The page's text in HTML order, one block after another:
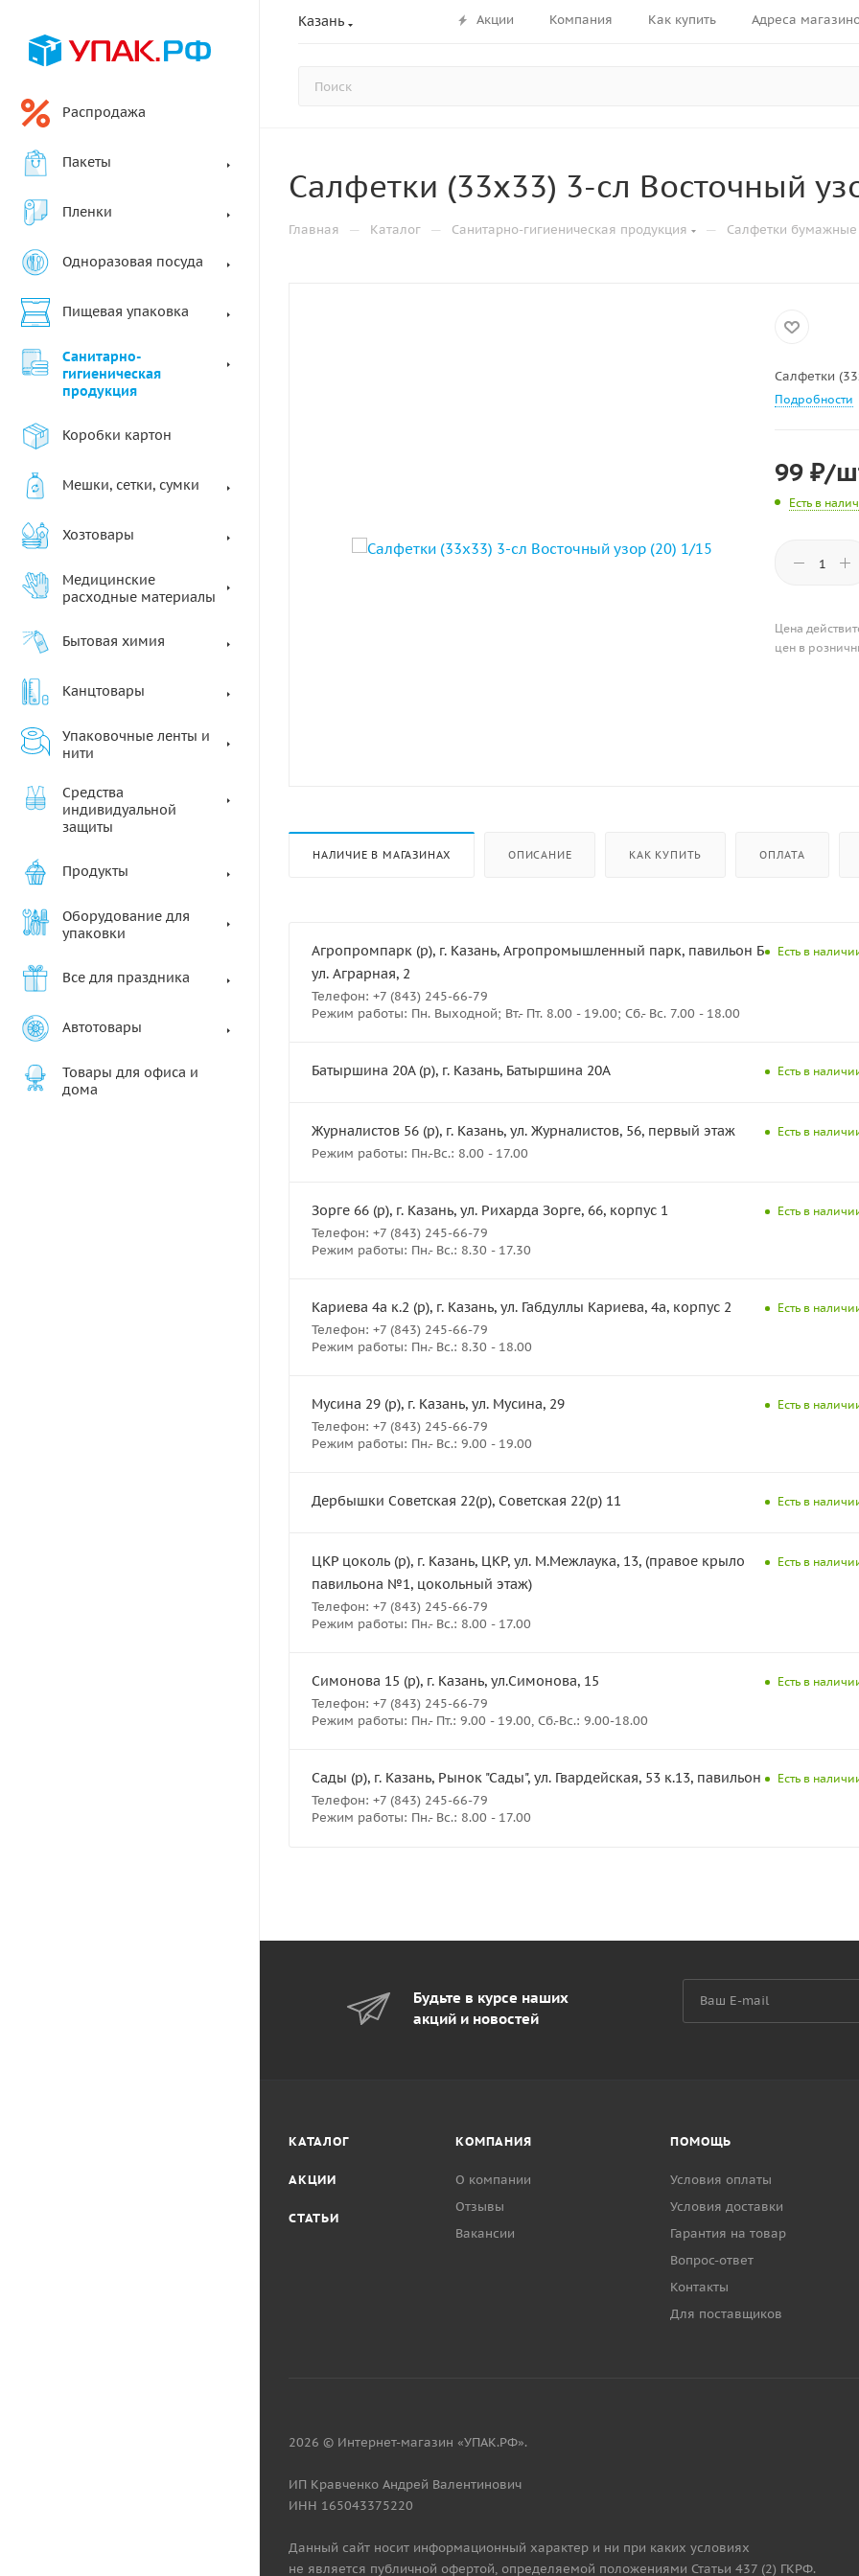
Казань Акции Компания Как купить Адреса
Распродажа
Пакеты
Пленки
Одноразовая посуда
Пищевая упаковка
Санитарно-
гигиеническая
продукция
Коробки картон
Мешки, сетки, сумки
Хозтовары
Медицинские
расходные материалы
Бытовая химия
Канцтовары
Упаковочные ленты и
нити
Средства
индивидуальной
защиты
Продукты
Оборудование для
упаковки
Все для праздника
Автотовары
Товары для офиса и
дома
Салфетки (33х33) 3-сл Восточный
Главная — Каталог — Санитарно-гигиеническая продукция — Салфетки бумажные
Салфетки
Подробности
99₽/
Есть в
Цена
цен в
НАЛИЧИЕ В МАГАЗИНАХ ОПИСАНИЕ КАК КУПИТЬ ОПЛАТА
Агропромпарк (р), г. Казань, Агропромышленный парк, павильон Б-25,
ул. Аграрная, 2
Телефон: +7 (843) 245-66-79
Режим работы: Пн. Выходной; Вт.- Пт. 8.00 - 19.00; Сб.- Вс. 7.00 - 18.00
Есть в
Батыршина 20А (р), г. Казань, Батыршина 20А Есть в
Журналистов 56 (р), г. Казань, ул. Журналистов, 56, первый этаж
Режим работы: Пн.-Вс.: 8.00 - 17.00
Есть в
Зорге 66 (р), г. Казань, ул. Рихарда Зорге, 66, корпус 1
Телефон: +7 (843) 245-66-79
Режим работы: Пн.- Вс.: 8.30 - 17.30
Есть в
Кариева 4а к.2 (р), г. Казань, ул. Габдуллы Кариева, 4а, корпус 2
Телефон: +7 (843) 245-66-79
Режим работы: Пн.- Вс.: 8.30 - 18.00
Есть в
Мусина 29 (р), г. Казань, ул. Мусина, 29
Телефон: +7 (843) 245-66-79
Режим работы: Пн.- Вс.: 9.00 - 19.00
Есть в
Дербышки Советская 22(р), Советская 22(р) 11 Есть в
ЦКР цоколь (р), г. Казань, ЦКР, ул. М.Межлаука, 13, (правое крыло
павильона №1, цокольный этаж)
Телефон: +7 (843) 245-66-79
Режим работы: Пн.- Вс.: 8.00 - 17.00
Есть в
Симонова 15 (р), г. Казань, ул.Симонова, 15
Телефон: +7 (843) 245-66-79
Режим работы: Пн.- Пт.: 9.00 - 19.00, Сб.-Вс.: 9.00-18.00
Есть в
Сады (р), г. Казань, Рынок "Сады", ул. Гвардейская, 53 к.13, павильон 17
Телефон: +7 (843) 245-66-79
Режим работы: Пн.- Вс.: 8.00 - 17.00
Есть в
Будьте в курсе наших
акций и новостей
КАТАЛОГ
АКЦИИ
СТАТЬИ
КОМПАНИЯ
О компании
Отзывы
Вакансии
ПОМОЩЬ
Условия оплаты
Условия доставки
Гарантия на товар
Вопрос-ответ
Контакты
Для поставщиков
2026 © Интернет-магазин «УПАК.РФ».
ИП Кравченко Андрей Валентинович
ИНН 165043375220
Данный сайт носит информационный характер и ни при каких условиях
не является публичной офертой, определяемой положениями Статьи 437 (2) ГКРФ.